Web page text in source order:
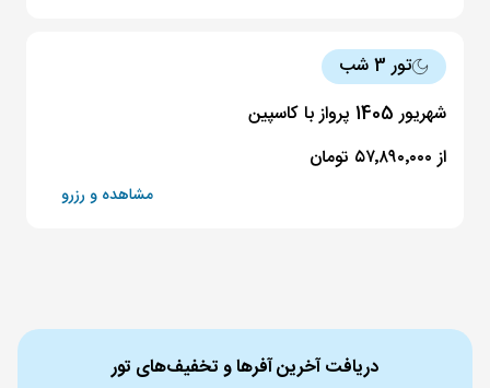
تور 3 شب
شهریور 1405 پرواز با کاسپین
از ۵۷٬۸۹۰٬۰۰۰ تومان
مشاهده و رزرو
دریافت آخرین آفرها و تخفیف‌های تور